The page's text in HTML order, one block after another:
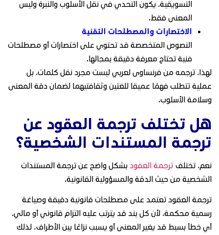
التسويقية، يكون التحدي في نقل الأسلوب والنبرة وليس
المعنى فقط.
الاختصارات والمصطلحات التقنية
النصوص المتخصصة قد تحتوي على اختصارات أو مصطلحات
فنية تحتاج معرفة دقيقة بمجالها.
لهذا، ترجمه من فرنساوى لعربي ليست مجرد نقل كلمات، بل
عملية تتطلب فهمًا عميقا للغتين وثقافتيهما لضمان دقة المعنى
وسلامة الأسلوب.
هل تختلف ترجمة العقود عن
ترجمة المستندات الشخصية؟
نعم، تختلف ترجمة العقود بشكل واضح عن ترجمة المستندات
الشخصية من حيث الدقة والمسؤولية القانونية.
ترجمة العقود تعتمد على مصطلحات قانونية دقيقة وصياغة
رسمية محكمة، لأن كل بند قد يترتب عليه التزام قانوني أو مالي.
أي خطأ بسيط قد يغير المعنى أو يسبب نزاعًا بين الأطراف، لذلك